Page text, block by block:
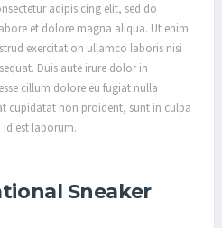
adipisicing elit, sed do
et dolore magna aliqua. Ut enim
exercitation ullamco laboris nisi
Duis aute irure dolor in
cillum dolore eu fugiat nulla
cupidatat non proident, sunt in culpa
est laborum.
Sneaker